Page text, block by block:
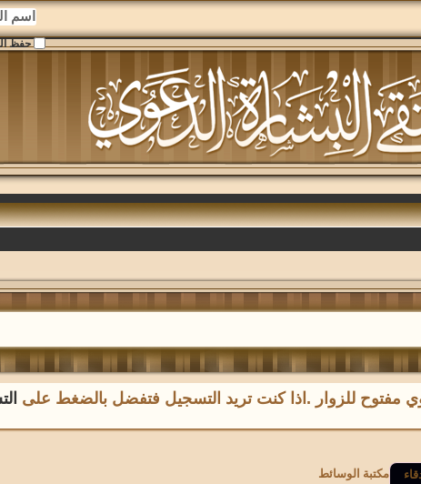
حفظ
مفتوح للزوار .اذا كنت تريد التسجيل فتفضل بالضغط على
مكتبة الوسائط